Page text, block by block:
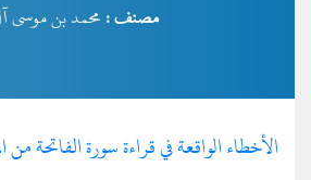
مصنف : محمد بن موسى
الأخطاء الواقعة في قراءة سورة الفاتحة من